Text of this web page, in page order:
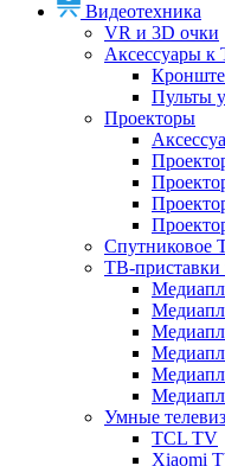
Видеотехника
VR и 3D очки
Аксессуары к
Пульты
Проекторы
Спутниковое
ТВ-приставки
Умные
TCL TV
Xiaomi